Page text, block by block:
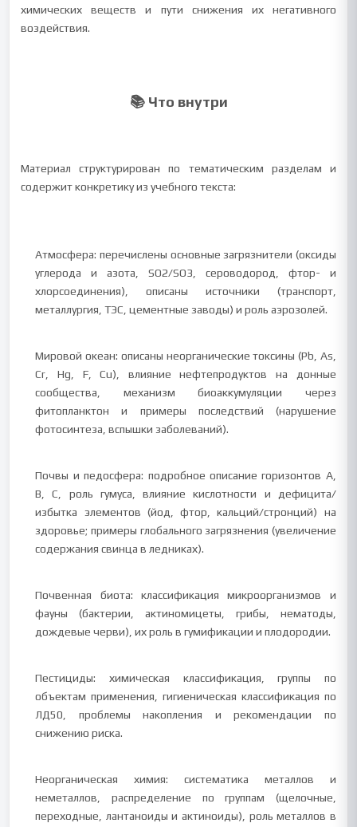
химических веществ и пути снижения их негативного
воздействия.
📚 Что внутри
Материал структурирован по тематическим разделам и
содержит конкретику из учебного текста:
Атмосфера: перечислены основные загрязнители (оксиды
углерода и азота, SO2/SO3, сероводород, фтор- и
хлорсоединения), описаны источники (транспорт,
металлургия, ТЭС, цементные заводы) и роль аэрозолей.
Мировой океан: описаны неорганические токсины (Pb, As,
Cr, Hg, F, Cu), влияние нефтепродуктов на донные
сообщества, механизм биоаккумуляции через
фитопланктон и примеры последствий (нарушение
фотосинтеза, вспышки заболеваний).
Почвы и педосфера: подробное описание горизонтов A,
B, C, роль гумуса, влияние кислотности и дефицита/
избытка элементов (йод, фтор, кальций/стронций) на
здоровье; примеры глобального загрязнения (увеличение
содержания свинца в ледниках).
Почвенная биота: классификация микроорганизмов и
фауны (бактерии, актиномицеты, грибы, нематоды,
дождевые черви), их роль в гумификации и плодородии.
Пестициды: химическая классификация, группы по
объектам применения, гигиеническая классификация по
ЛД50, проблемы накопления и рекомендации по
снижению риска.
Неорганическая химия: систематика металлов и
неметаллов, распределение по группам (щелочные,
переходные, лантаноиды и актиноиды), роль металлов в